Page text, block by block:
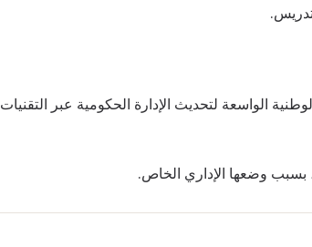
الواسعة لتحديث الإدارة الحكومية عبر التقنيات
بسبب وضعها الإداري الخاص.